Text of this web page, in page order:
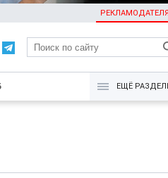
KG
ЕЩЁ